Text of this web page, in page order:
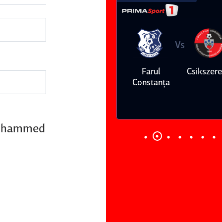
Farul
Vs
Dinamo
Vs
FC